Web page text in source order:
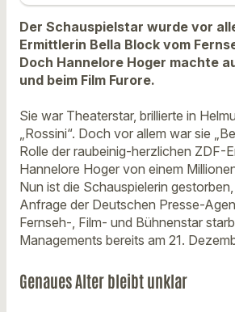
Der Schauspielstar wurde vor
Ermittlerin Bella Block vom
Doch Hannelore Hoger machte
und beim Film Furore.
Sie war Theaterstar, brillierte in
„Rossini“. Doch vor allem war sie
Rolle der raubeinig-herzlichen ZDF-
Hannelore Hoger von einem
Nun ist die Schauspielerin
Anfrage der Deutschen Presse-
Fernseh-, Film- und Bühnenstar
Managements bereits am 21.
Genaues Alter bleibt unklar